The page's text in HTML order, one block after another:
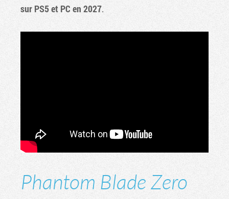
sur PS5 et PC en 2027.
Phantom Blade Zero